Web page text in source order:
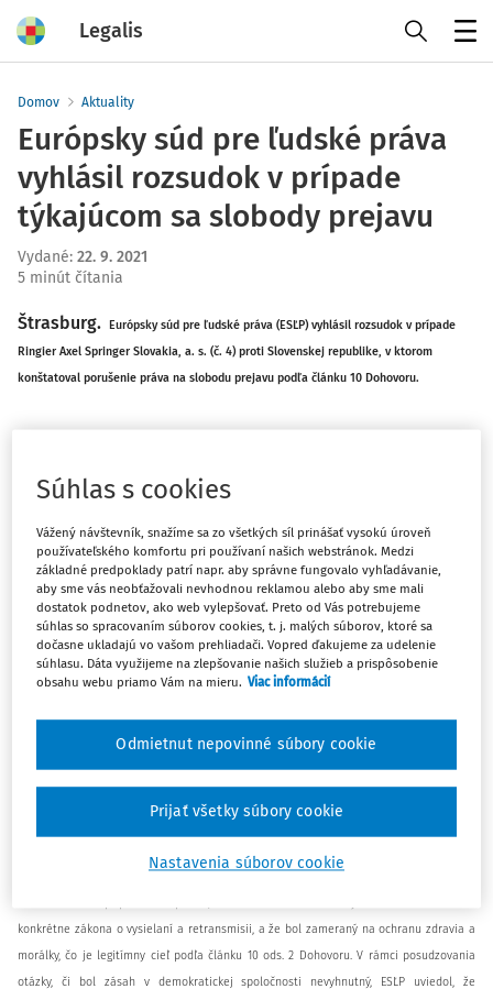
Legalis
Domov Aktuality
Európsky súd pre ľudské práva
vyhlásil rozsudok v prípade
týkajúcom sa slobody prejavu
Vydané: 22. 9. 2021
5 minút čítania
Štrasburg. Európsky súd pre ľudské práva (ESĽP) vyhlásil rozsudok v prípade
Ringier Axel Springer Slovakia, a. s. (č. 4) proti Slovenskej republike, v ktorom
konštatoval porušenie práva na slobodu prejavu podľa článku 10 Dohovoru.
šokovať, keď ďakoval za rastlinku?“. Vo februári 2014 Rada pre vysielanie a
porušenie povinnosti podľa § 19 ods. 1 písm. e) zákona č. 308/2000 Z. z. o vysielaní a
retransmisii s odôvodnením, že uvedený program svojím obsahom a spôsobom
spracovania otvorene propagoval užívanie omamných látok. Sťažujúca sa spoločnosť
sa proti rozhodnutiu odvolala na Najvyšší súd Slovenskej republiky. Ten v decembri
2013 odvolaniu vyhovel, rozhodnutie RVR zrušil a vec jej vrátil na ďalšie konanie. Vo
februári 2014 vydala RVR vo veci nové rozhodnutie, ktorým opätovne udelila sťažujúcej
najvyšší súd, ktorý vo februári 2015 rozhodnutie RVR potvrdil. Sťažujúca sa spoločnosť
ako zjavne neopodstatnenú. Sťažujúca sa spoločnosť podala sťažnosť na ESĽP.
zásahu do práva sťažujúcej sa spoločnosti na slobodu prejavu. Na základe skutkových
konkrétne zákona o vysielaní a retransmisii, a že bol zameraný na ochranu zdravia a
morálky, čo je legitímny cieľ podľa článku 10 ods. 2 Dohovoru. V rámci posudzovania
otázky, či bol zásah v demokratickej spoločnosti nevyhnutný, ESĽP uviedol, že
Súhlas s cookies
Vážený návštevník, snažíme sa zo všetkých síl prinášať vysokú úroveň
používateľského komfortu pri používaní našich webstránok. Medzi
základné predpoklady patrí napr. aby správne fungovalo vyhľadávanie,
aby sme vás neobťažovali nevhodnou reklamou alebo aby sme mali
dostatok podnetov, ako web vylepšovať. Preto od Vás potrebujeme
súhlas so spracovaním súborov cookies, t. j. malých súborov, ktoré sa
dočasne ukladajú vo vašom prehliadači. Vopred ďakujeme za udelenie
súhlasu. Dáta využijeme na zlepšovanie našich služieb a prispôsobenie
obsahu webu priamo Vám na mieru. Viac informácií
Nastavenia súborov cookie
Odmietnut nepovinné súbory cookie
Prijať všetky súbory cookie